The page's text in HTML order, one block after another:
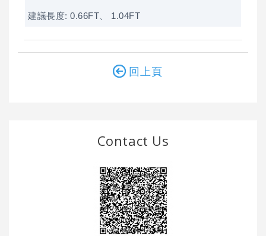
建議長度: 0.66FT、 1.04FT
回上頁
Contact Us